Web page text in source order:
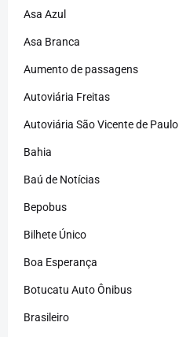
Asa Azul
Asa Branca
Aumento de passagens
Autoviária Freitas
Autoviária São Vicente de Paulo
Bahia
Baú de Notícias
Bepobus
Bilhete Único
Boa Esperança
Botucatu Auto Ônibus
Brasileiro